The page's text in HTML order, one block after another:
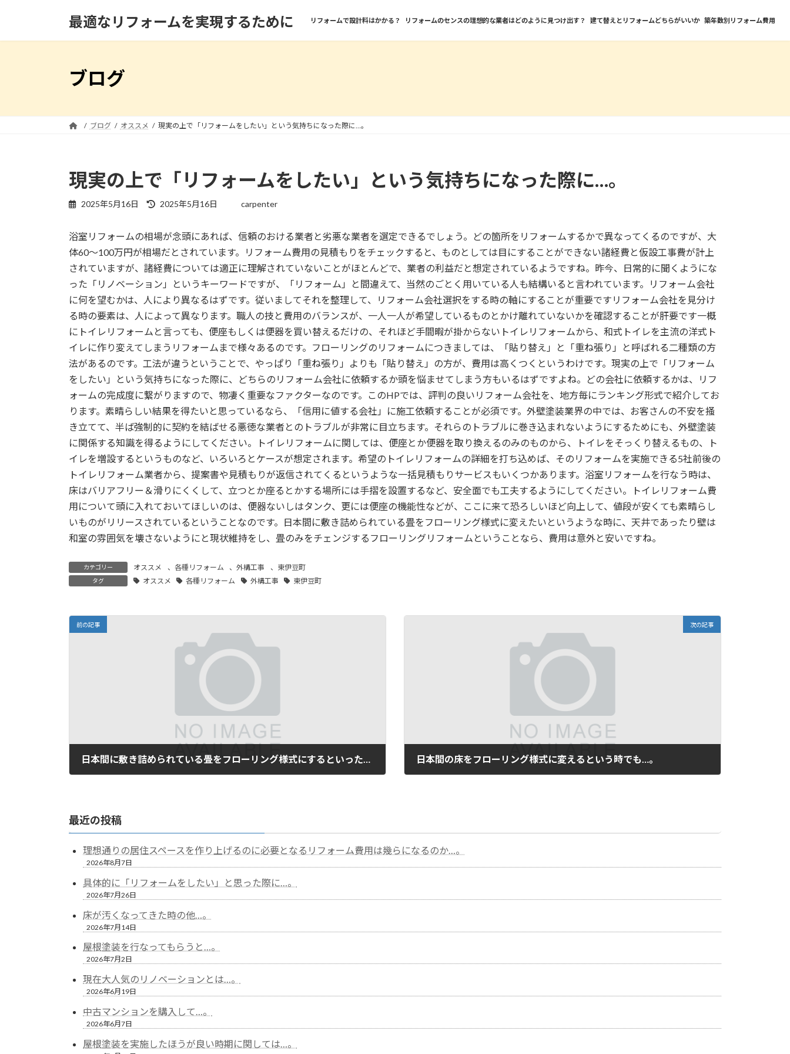
ッ
移
最適なリフォームを実現するために リフォームで設計料はかかる？ リフォームのセンスの理想的な業者はどのように見つけ出す？ 建て替えとリフォームどちらがいいか 築年数別リフォーム費用
ブログ
ブログ オススメ 現実の上で「リフォームをしたい」という気持ちになった際に…。
現実の上で「リフォームをしたい」という気持ちになった際に…。
2025年5月16日
最
新
日
時
:
2025年5月16日 carpenter
浴室リフォームの相場が念頭にあれば、信頼のおける業者と劣悪な業者を選定できるでしょう。どの箇所をリフォームするかで異なってくるのですが、大
体60～100万円が相場だとされています。リフォーム費用の見積もりをチェックすると、ものとしては目にすることができない諸経費と仮設工事費が計上
されていますが、諸経費については適正に理解されていないことがほとんどで、業者の利益だと想定されているようですね。昨今、日常的に聞くようにな
った「リノベーション」というキーワードですが、「リフォーム」と間違えて、当然のごとく用いている人も結構いると言われています。リフォーム会社
に何を望むかは、人により異なるはずです。従いましてそれを整理して、リフォーム会社選択をする時の軸にすることが重要ですリフォーム会社を見分け
る時の要素は、人によって異なります。職人の技と費用のバランスが、一人一人が希望しているものとかけ離れていないかを確認することが肝要です一概
にトイレリフォームと言っても、便座もしくは便器を買い替えるだけの、それほど手間暇が掛からないトイレリフォームから、和式トイレを主流の洋式ト
イレに作り変えてしまうリフォームまで様々あるのです。フローリングのリフォームにつきましては、「貼り替え」と「重ね張り」と呼ばれる二種類の方
法があるのです。工法が違うということで、やっぱり「重ね張り」よりも「貼り替え」の方が、費用は高くつくというわけです。現実の上で「リフォーム
をしたい」という気持ちになった際に、どちらのリフォーム会社に依頼するか頭を悩ませてしまう方もいるはずですよね。どの会社に依頼するかは、リフ
ォームの完成度に繋がりますので、物凄く重要なファクターなのです。このHPでは、評判の良いリフォーム会社を、地方毎にランキング形式で紹介してお
ります。素晴らしい結果を得たいと思っているなら、「信用に値する会社」に施工依頼することが必須です。外壁塗装業界の中では、お客さんの不安を掻
き立てて、半ば強制的に契約を結ばせる悪徳な業者とのトラブルが非常に目立ちます。それらのトラブルに巻き込まれないようにするためにも、外壁塗装
に関係する知識を得るようにしてください。トイレリフォームに関しては、便座とか便器を取り換えるのみのものから、トイレをそっくり替えるもの、ト
イレを増設するというものなど、いろいろとケースが想定されます。希望のトイレリフォームの詳細を打ち込めば、そのリフォームを実施できる5社前後の
トイレリフォーム業者から、提案書や見積もりが返信されてくるというような一括見積もりサービスもいくつかあります。浴室リフォームを行なう時は、
床はバリアフリー＆滑りにくくして、立つとか座るとかする場所には手摺を設置するなど、安全面でも工夫するようにしてください。トイレリフォーム費
用について頭に入れておいてほしいのは、便器ないしはタンク、更には便座の機能性などが、ここに来て恐ろしいほど向上して、値段が安くても素晴らし
いものがリリースされているということなのです。日本間に敷き詰められている畳をフローリング様式に変えたいというような時に、天井であったり壁は
和室の雰囲気を壊さないようにと現状維持をし、畳のみをチェンジするフローリングリフォームということなら、費用は意外と安いですね。
カテゴリー オススメ 、 各種リフォーム 、外構工事 、 東伊豆町
タグ オススメ 各種リフォーム 外構工事 東伊豆町
前の記事 次の記事
日本間の床をフローリング様式に変えるという時でも…。
最近の投稿
理想通りの居住スペースを作り上げるのに必要となるリフォーム費用は幾らになるのか…。
2026年8月7日
具体的に「リフォームをしたい」と思った際に…。
2026年7月26日
床が汚くなってきた時の他…。
2026年7月14日
屋根塗装を行なってもらうと…。
2026年7月2日
現在大人気のリノベーションとは…。
2026年6月19日
中古マンションを購入して…。
2026年6月7日
屋根塗装を実施したほうが良い時期に関しては…。